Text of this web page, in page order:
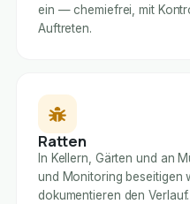
ein — chemiefrei, mit
Auftreten.
Ratten
In Kellern, Gärten und an
und Monitoring beseitigen
dokumentieren den Verlauf.